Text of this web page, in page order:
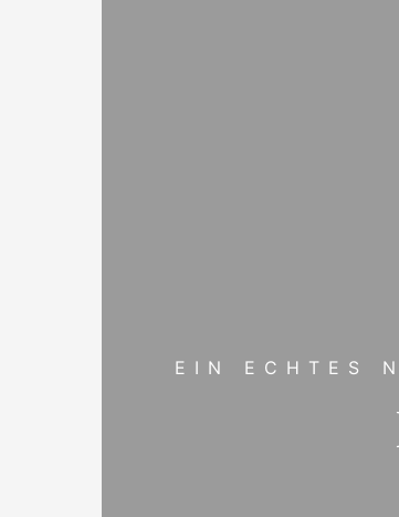
EIN ECHTES